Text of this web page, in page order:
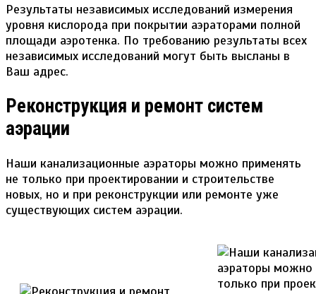
Результаты независимых исследований измерения
уровня кислорода при покрытии аэраторами полной
площади аэротенка. По требованию результаты всех
независимых исследований могут быть высланы в
Ваш адрес.
Реконструкция и ремонт систем
аэрации
Наши канализационные аэраторы можно применять
не только при проектировании и строительстве
новых, но и при реконструкции или ремонте уже
существующих систем аэрации.